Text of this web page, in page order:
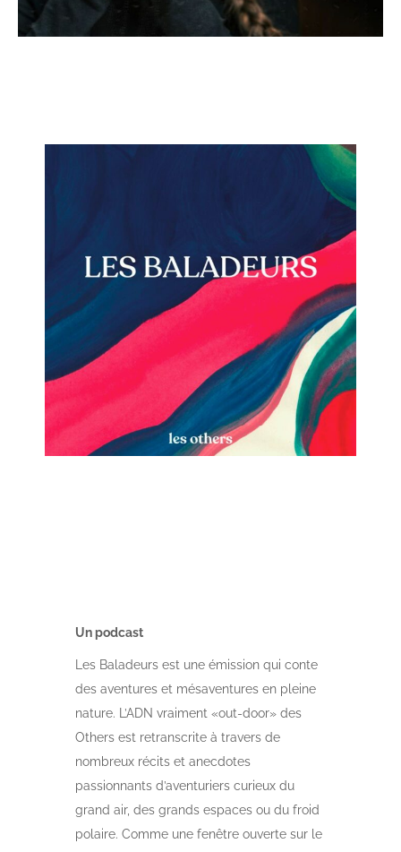
Un podcast
Les Baladeurs est une émission qui conte
des aventures et mésaventures en pleine
nature. L’ADN vraiment «out-door» des
Others est retranscrite à travers de
nombreux récits et anecdotes
passionnants d’aventuriers curieux du
grand air, des grands espaces ou du froid
polaire. Comme une fenêtre ouverte sur le